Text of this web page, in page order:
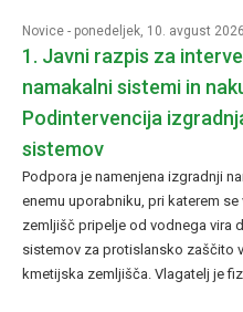
Novice - ponedeljek, 10. avgust 2026
1. Javni razpis za
namakalni sistemi in
Podintervencija
sistemov
Podpora je namenjena izgradnji
enemu uporabniku, pri katerem
zemljišč pripelje od vodnega vira
sistemov za protislansko zaščito
kmetijska zemljišča. Vlagatelj je